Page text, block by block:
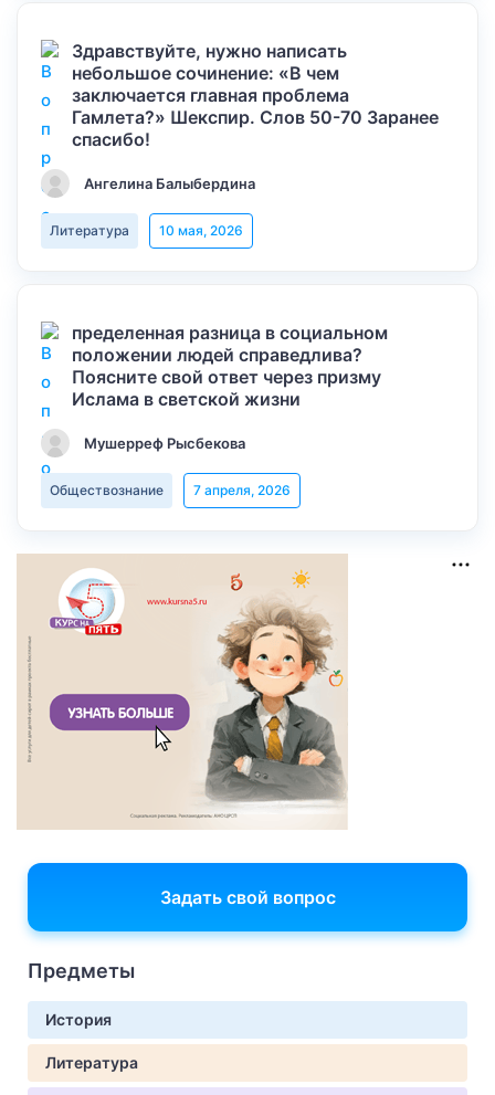
Здравствуйте, нужно написать
небольшое сочинение: «В чем
заключается главная проблема
Гамлета?» Шекспир. Слов 50-70 Заранее
спасибо!
Ангелина Балыбердина
Литература 10 мая, 2026
пределенная разница в социальном
положении людей справедлива?
Поясните свой ответ через призму
Ислама в светской жизни
Мушерреф Рысбекова
Обществознание 7 апреля, 2026
Задать свой вопрос
Предметы
История
Литература